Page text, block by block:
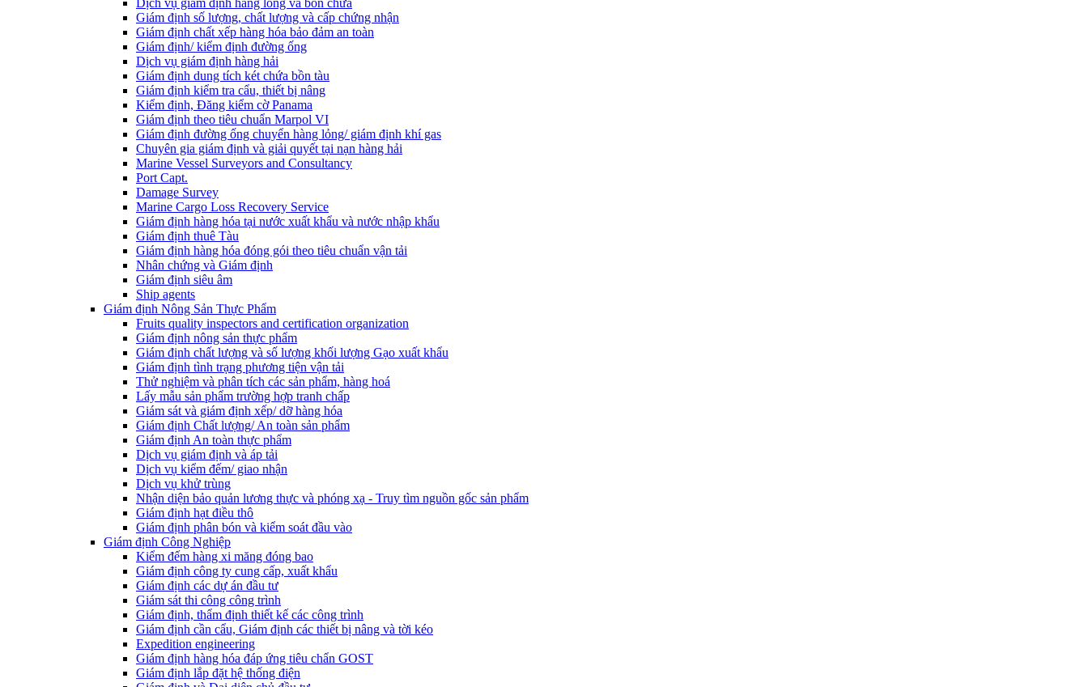
Dịch vụ giám định hàng lỏng và bồn chứa
Giám định số lượng, chất lượng và cấp chứng nhận
Giám định chất xếp hàng hóa bảo đảm an toàn
Giám định/ kiểm định đường ống
Dịch vụ giám định hàng hải
Giám định dung tích két chứa bồn tàu
Giám định kiểm tra cẩu, thiết bị nâng
Kiểm định, Đăng kiểm cờ Panama
Giám định theo tiêu chuẩn Marpol VI
Giám định đường ống chuyển hàng lỏng/ giám định khí gas
Chuyên gia giám định và giải quyết tại nạn hàng hải
Marine Vessel Surveyors and Consultancy
Port Capt.
Damage Survey
Marine Cargo Loss Recovery Service
Giám định hàng hóa tại nước xuất khẩu và nước nhập khẩu
Giám định thuê Tàu
Giám định hàng hóa đóng gói theo tiêu chuẩn vận tải
Nhân chứng và Giám định
Giám định siêu âm
Ship agents
Giám định Nông Sản Thực Phẩm
Fruits quality inspectors and certification organization
Giám định nông sản thực phẩm
Giám định chất lượng và số lượng khối lượng Gạo xuất khẩu
Giám định tình trạng phương tiện vận tải
Thử nghiệm và phân tích các sản phẩm, hàng hoá
Lấy mẫu sản phẩm trường hợp tranh chấp
Giám sát và giám định xếp/ dỡ hàng hóa
Giám định Chất lượng/ An toàn sản phẩm
Giám định An toàn thực phẩm
Dịch vụ giám định và áp tải
Dịch vụ kiểm đếm/ giao nhận
Dịch vụ khử trùng
Nhận diện bảo quản lương thực và phóng xạ - Truy tìm nguồn gốc sản phẩm
Giám định hạt điều thô
Giám định phân bón và kiểm soát đầu vào
Giám định Công Nghiệp
Kiểm đếm hàng xi măng đóng bao
Giám định công ty cung cấp, xuất khẩu
Giám định các dự án đầu tư
Giám sát thi công công trình
Giám định, thẩm định thiết kế các công trình
Giám định cần cẩu, Giám định các thiết bị nâng và tời kéo
Expedition engineering
Giám định hàng hóa đáp ứng tiêu chẩn GOST
Giám định lắp đặt hệ thống điện